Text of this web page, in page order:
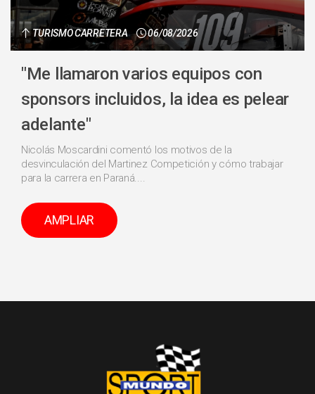
TURISMO CARRETERA 06/08/2026
"Me llamaron varios equipos con
sponsors incluidos, la idea es pelear
adelante"
Nicolás Moscardini comentó los motivos de la
desvinculación del Martinez Competición y cómo trabajar
para la carrera en Paraná....
AMPLIAR